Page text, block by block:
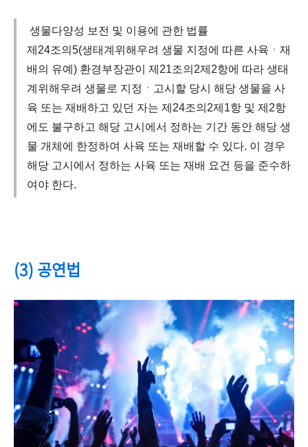
생물다양성 보전 및 이용에 관한 법률
제24조의5(생태계위해우려 생물 지정에 따른 사육ㆍ재
배의 유예) 환경부장관이 제21조의2제2항에 따라 생태
계위해우려 생물로 지정ㆍ고시할 당시 해당 생물을 사
육 또는 재배하고 있던 자는 제24조의2제1항 및 제2항
에도 불구하고 해당 고시에서 정하는 기간 동안 해당 생
물 개체에 한정하여 사육 또는 재배할 수 있다. 이 경우
해당 고시에서 정하는 사육 또는 재배 요건 등을 준수하
여야 한다.
(3) 공연법